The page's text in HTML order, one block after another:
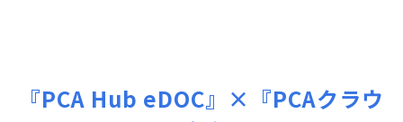
『PCA Hub eDOC』×『PCAクラウ